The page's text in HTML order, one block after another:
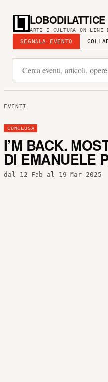
LOBODILATTICE
ARTE E CULTURA ON LINE
SEGNALA EVENTO
EVENTI
CONCLUSA
I’M BACK.
DI EMANUELE
dal 12 Feb al 19 Mar 2025